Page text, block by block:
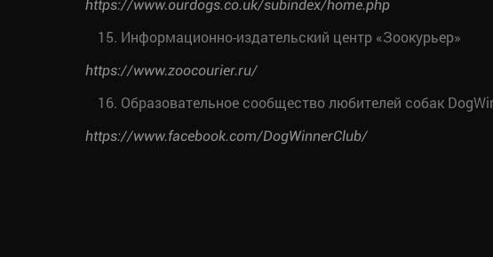
https://www.ourdogs.co.uk/subindex/home.php
Информационно-издательский центр «Зоокурьер»
https://www.zoocourier.ru/
Образовательное сообщество любителей собак
https://www.facebook.com/DogWinnerClub/